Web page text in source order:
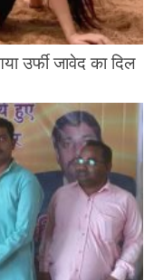
उर्फी जावेद का दिल